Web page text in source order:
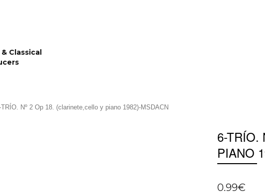
Classical
TRÍO. Nº 2 Op 18. (clarinete,cello y piano 1982)-MSDACN
6-TRÍO.
PIANO
0.99€